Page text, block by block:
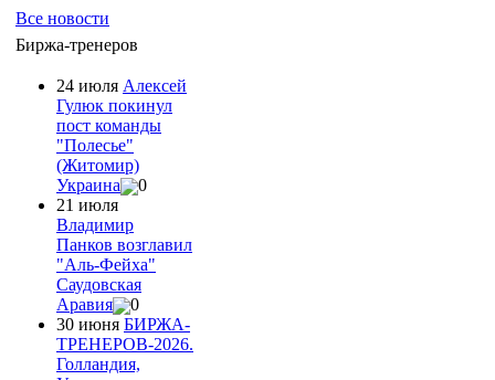
Все новости
Биржа-тренеров
24 июля Алексей
Гулюк покинул
пост команды
"Полесье"
(Житомир)
Украина
0
21 июля
Владимир
Панков возглавил
"Аль-Фейха"
Саудовская
Аравия
0
30 июня БИРЖА-
ТРЕНЕРОВ-2026.
Голландия,